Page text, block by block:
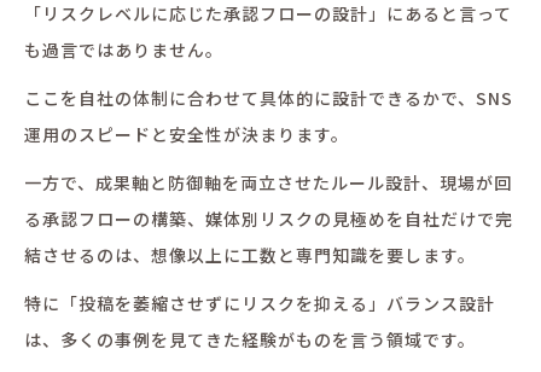
「リスクレベルに応じた承認フローの設計」にあると言って
も過言ではありません。
ここを自社の体制に合わせて具体的に設計できるかで、SNS
運用のスピードと安全性が決まります。
一方で、成果軸と防御軸を両立させたルール設計、現場が回
る承認フローの構築、媒体別リスクの見極めを自社だけで完
結させるのは、想像以上に工数と専門知識を要します。
特に「投稿を萎縮させずにリスクを抑える」バランス設計
は、多くの事例を見てきた経験がものを言う領域です。